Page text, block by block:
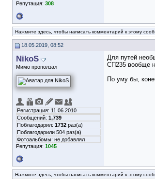
Репутация: 308
Нажмите здесь, чтобы написать комментарий к этому
18.05.2019, 08:52
NikoS
Мимо проползал
Регистрация: 11.06.2010
Сообщений: 1,739
Поблагодарил: 1732 раз(а)
Поблагодарили 504 раз(а)
Фотоальбомы: не добавлял
Репутация: 1045
Для путей
СП235 вообще
По уму бы,
Нажмите здесь, чтобы написать комментарий к этому